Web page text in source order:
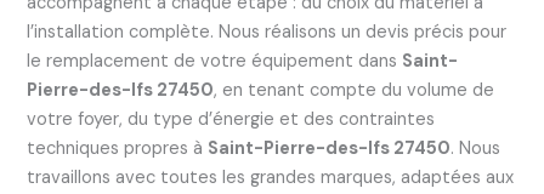
l’installation complète. Nous réalisons un devis précis pour
le remplacement de votre équipement dans Saint-
Pierre-des-Ifs 27450, en tenant compte du volume de
votre foyer, du type d’énergie et des contraintes
techniques propres à Saint-Pierre-des-Ifs 27450. Nous
travaillons avec toutes les grandes marques, adaptées aux